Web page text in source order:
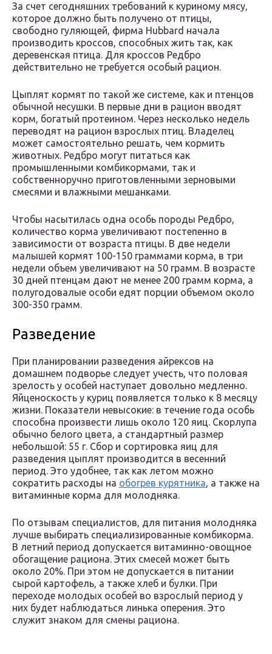
За счет сегодняшних требований к куриному мясу,
которое должно быть получено от птицы,
свободно гуляющей, фирма Hubbard начала
производить кроссов, способных жить так, как
деревенская птица. Для кроссов Редбро
действительно не требуется особый рацион.
Цыплят кормят по такой же системе, как и птенцов
обычной несушки. В первые дни в рацион вводят
корм, богатый протеином. Через несколько недель
переводят на рацион взрослых птиц. Владелец
может самостоятельно решать, чем кормить
животных. Редбро могут питаться как
промышленными комбикормами, так и
собственноручно приготовленными зерновыми
смесями и влажными мешанками.
Чтобы насытилась одна особь породы Редбро,
количество корма увеличивают постепенно в
зависимости от возраста птицы. В две недели
малышей кормят 100-150 граммами корма, в три
недели объем увеличивают на 50 грамм. В возрасте
30 дней птенцам дают не менее 200 грамм корма, а
полугодовалые особи едят порции объемом около
300-350 грамм.
Разведение
При планировании разведения айрексов на
домашнем подворье следует учесть, что половая
зрелость у особей наступает довольно медленно.
Яйценоскость у куриц появляется только к 8 месяцу
жизни. Показатели невысокие: в течение года особь
способна произвести лишь около 120 яиц. Скорлупа
обычно белого цвета, а стандартный размер
небольшой: 55 г. Сбор и сортировка яиц для
разведения цыплят производится в весенний
период. Это удобнее, так как летом можно
сократить расходы на обогрев курятника, а также на
витаминные корма для молодняка.
По отзывам специалистов, для питания молодняка
лучше выбирать специализированные комбикорма.
В летний период допускается витаминно-овощное
обогащение рациона. Этих смесей может быть
около 20%. При этом не допускается в питании
сырой картофель, а также хлеб и булки. При
переходе молодых особей во взрослый период у
них будет наблюдаться линька оперения. Это
служит знаком для смены рациона.